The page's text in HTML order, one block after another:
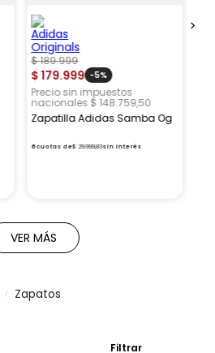
$189.999
$179.999 -5%
Precio sin impuestos
nacionales $ 148.759,50
Zapatilla Adidas Samba Og
6cuotas de$ 29.999,83sin interés
VER MÁS
Zapatos
Filtrar